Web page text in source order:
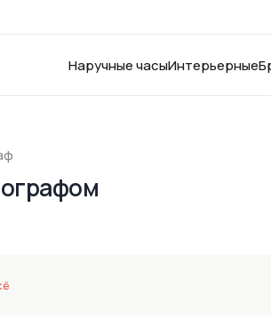
Наручные часыИнтерьерные